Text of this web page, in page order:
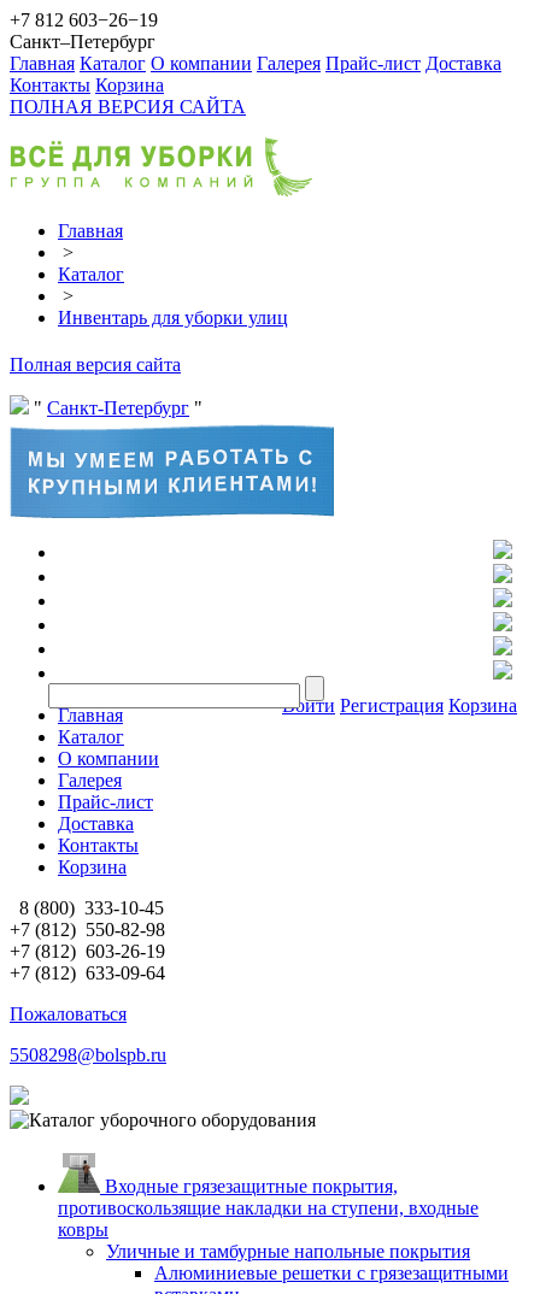
+7 812 603−26−19
Санкт–Петербург
Главная Каталог О компании Галерея Прайс-лист Доставка
Контакты Корзина
ПОЛНАЯ ВЕРСИЯ САЙТА
Главная
>
Каталог
>
Инвентарь для уборки улиц
Полная версия сайта
Санкт-Петербург
Войти Регистрация Корзина
Главная
Каталог
О компании
Галерея
Прайс-лист
Доставка
Контакты
Корзина
8 (800) 333-10-45
+7 (812) 550-82-98
+7 (812) 603-26-19
+7 (812) 633-09-64
Пожаловаться
5508298@bolspb.ru
Входные грязезащитные покрытия,
противоскользящие накладки на ступени, входные
ковры
Уличные и тамбурные напольные покрытия
Алюминиевые решетки с грязезащитными